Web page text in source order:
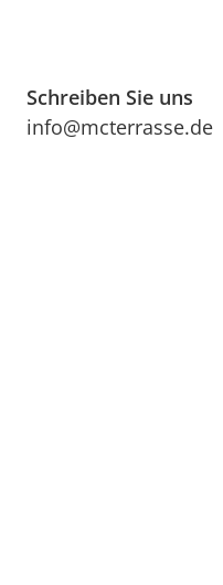
Schreiben Sie uns
info@mcterrasse.de